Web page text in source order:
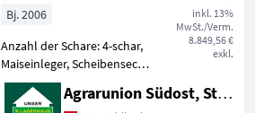
inkl. 13%
MwSt./Verm.
8.849,56 €
exkl.
Bj. 2006
Anzahl der Schare: 4-schar,
Maiseinleger, Scheibensech,
hydr.
Schnittbreitenverstellung,
Agrarunion Südost, Standort Gniebing